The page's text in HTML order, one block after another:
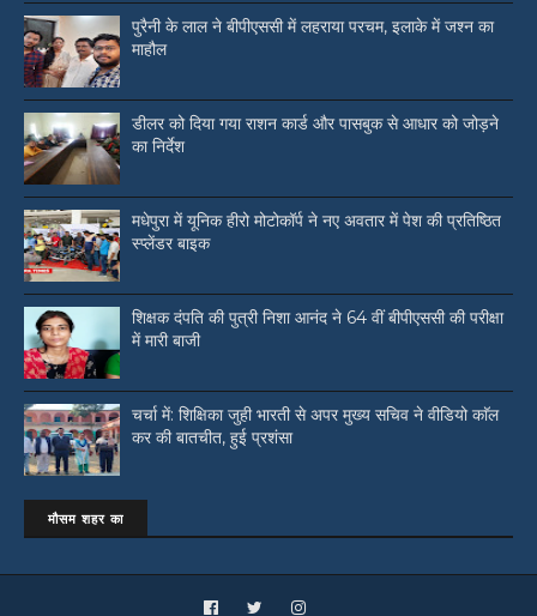
पुरैनी के लाल ने बीपीएससी में लहराया परचम, इलाके में जश्न का
माहौल
डीलर को दिया गया राशन कार्ड और पासबुक से आधार को जोड़ने
का निर्देश
मधेपुरा में यूनिक हीरो मोटोकॉर्प ने नए अवतार में पेश की प्रतिष्ठित
स्प्लेंडर बाइक
शिक्षक दंपति की पुत्री निशा आनंद ने 64 वीं बीपीएससी की परीक्षा
में मारी बाजी
चर्चा में: शिक्षिका जुही भारती से अपर मुख्य सचिव ने वीडियो काॅल
कर की बातचीत, हुई प्रशंसा
मौसम शहर का